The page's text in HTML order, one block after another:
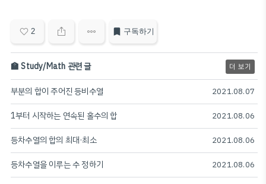
2 구독하기
🏫 Study/Math 관련 글 더 보기
부분의 합이 주어진 등비수열 2021.08.07
1부터 시작하는 연속된 홀수의 합 2021.08.06
등차수열의 합의 최대·최소 2021.08.06
등차수열을 이루는 수 정하기 2021.08.06